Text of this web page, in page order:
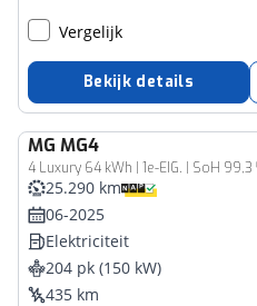
Vergelijk
Bekijk details
MG MG4
25.290 km
06-2025
Elektriciteit
204 pk (150 kW)
435 km